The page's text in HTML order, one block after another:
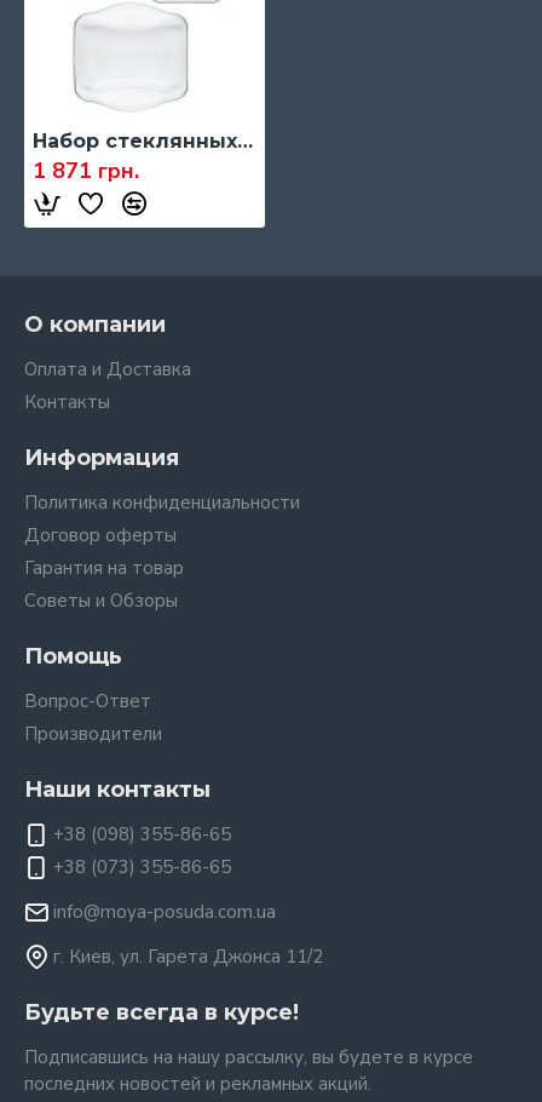
Набор стеклянных тарелок Bormioli Rocco NETTUNO "You & Me", 0,5 л., 6 предметов
1 871 грн.
О компании
Оплата и Доставка
Контакты
Информация
Политика конфиденциальности
Договор оферты
Гарантия на товар
Советы и Обзоры
Помощь
Вопрос-Ответ
Производители
Наши контакты
+38 (098) 355-86-65
+38 (073) 355-86-65
info@moya-posuda.com.ua
г. Киев, ул. Гарета Джонса 11/2
Будьте всегда в курсе!
Подписавшись на нашу рассылку, вы будете в курсе
последних новостей и рекламных акций.